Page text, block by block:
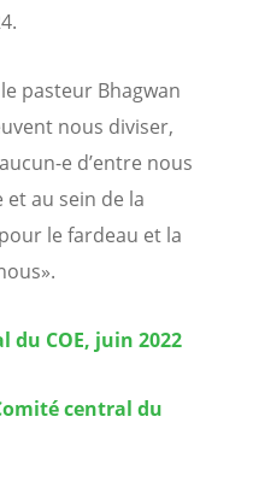
pasteur Bhagwan
nous diviser,
e d’entre nous
et au sein de la
le fardeau et la
du COE, juin 2022
central du